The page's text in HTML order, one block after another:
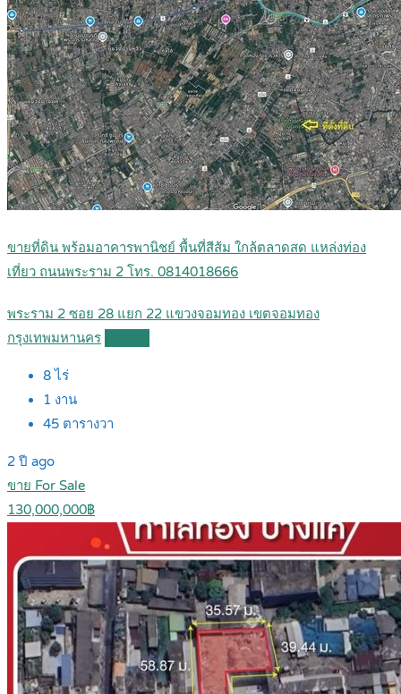
ขายที่ดิน พร้อมอาคารพานิชย์ พื้นที่สีส้ม ใกล้ตลาดสด แหล่งท่อง
เที่ยว ถนนพระราม 2 โทร. 0814018666
พระราม 2 ซอย 28 แยก 22 แขวงจอมทอง เขตจอมทอง
กรุงเทพมหานคร
8ไร่
1 งาน
45 ตารางวา
2 ปี ago
ขาย For Sale
130,000,000฿